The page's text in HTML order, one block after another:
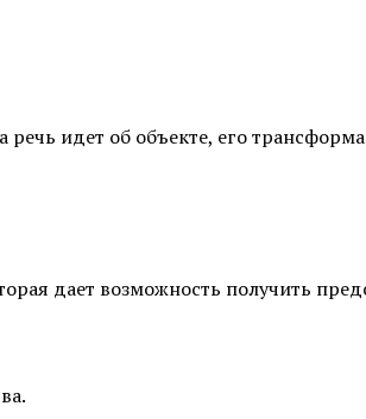
идет об объекте, его
дает возможность получить